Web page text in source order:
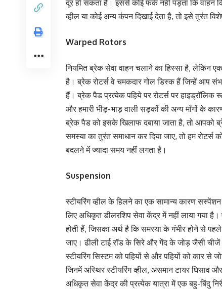
दूर हो सकता है। इससे कोई फर्क नहीं पड़ता कि वाहन
व्हील या कोई अन्य कंपन दिखाई देता है, तो इसे तुरंत
Warped Rotors
नियमित ब्रेक सेवा वाहन चलाने का हिस्सा है, लेकिन
है। ब्रेक रोटर्स वे चमकदार गोल डिस्क हैं जिन्हें आप
हैं। ब्रेक पैड प्रत्येक पहिये पर रोटर्स पर
और हमारी भीड़-भाड़ वाली सड़कों की अन्य माँगों के
ब्रेक पैड को इसके खिलाफ दबाया जाता है, तो आपको
समस्या का तुरंत समाधान कर दिया जाए, तो हम
बदलने में ज्यादा समय नहीं लगता है।
Suspension
स्टीयरिंग व्हील के हिलने का एक सामान्य कारण
लिए अधिकृत डीलरशिप सेवा केंद्र में नहीं लाया गया
होती हैं, जिसका अर्थ है कि समस्या के गंभीर होने से
जाए। ढीली टाई रॉड के सिरे और गेंद के जोड़ जैसी
स्टीयरिंग सिस्टम को पहियों से और पहियों को कार से
जिनमें अस्थिर स्टीयरिंग व्हील, असमान टायर घिसाव
अधिकृत सेवा केंद्र की प्रत्येक यात्रा में एक बहु-बिंदु